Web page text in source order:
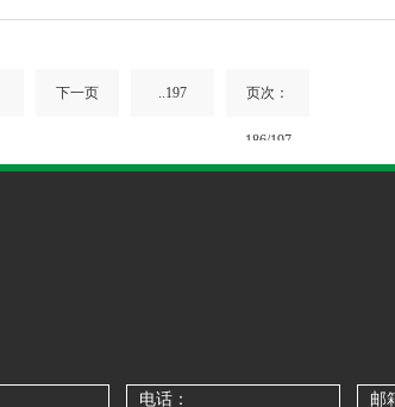
下一页 ..197 页次：
186/197